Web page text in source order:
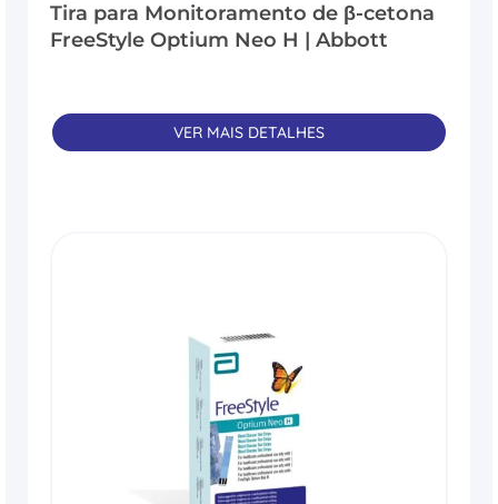
Tira para Monitoramento de β-cetona
FreeStyle Optium Neo H | Abbott
VER MAIS DETALHES